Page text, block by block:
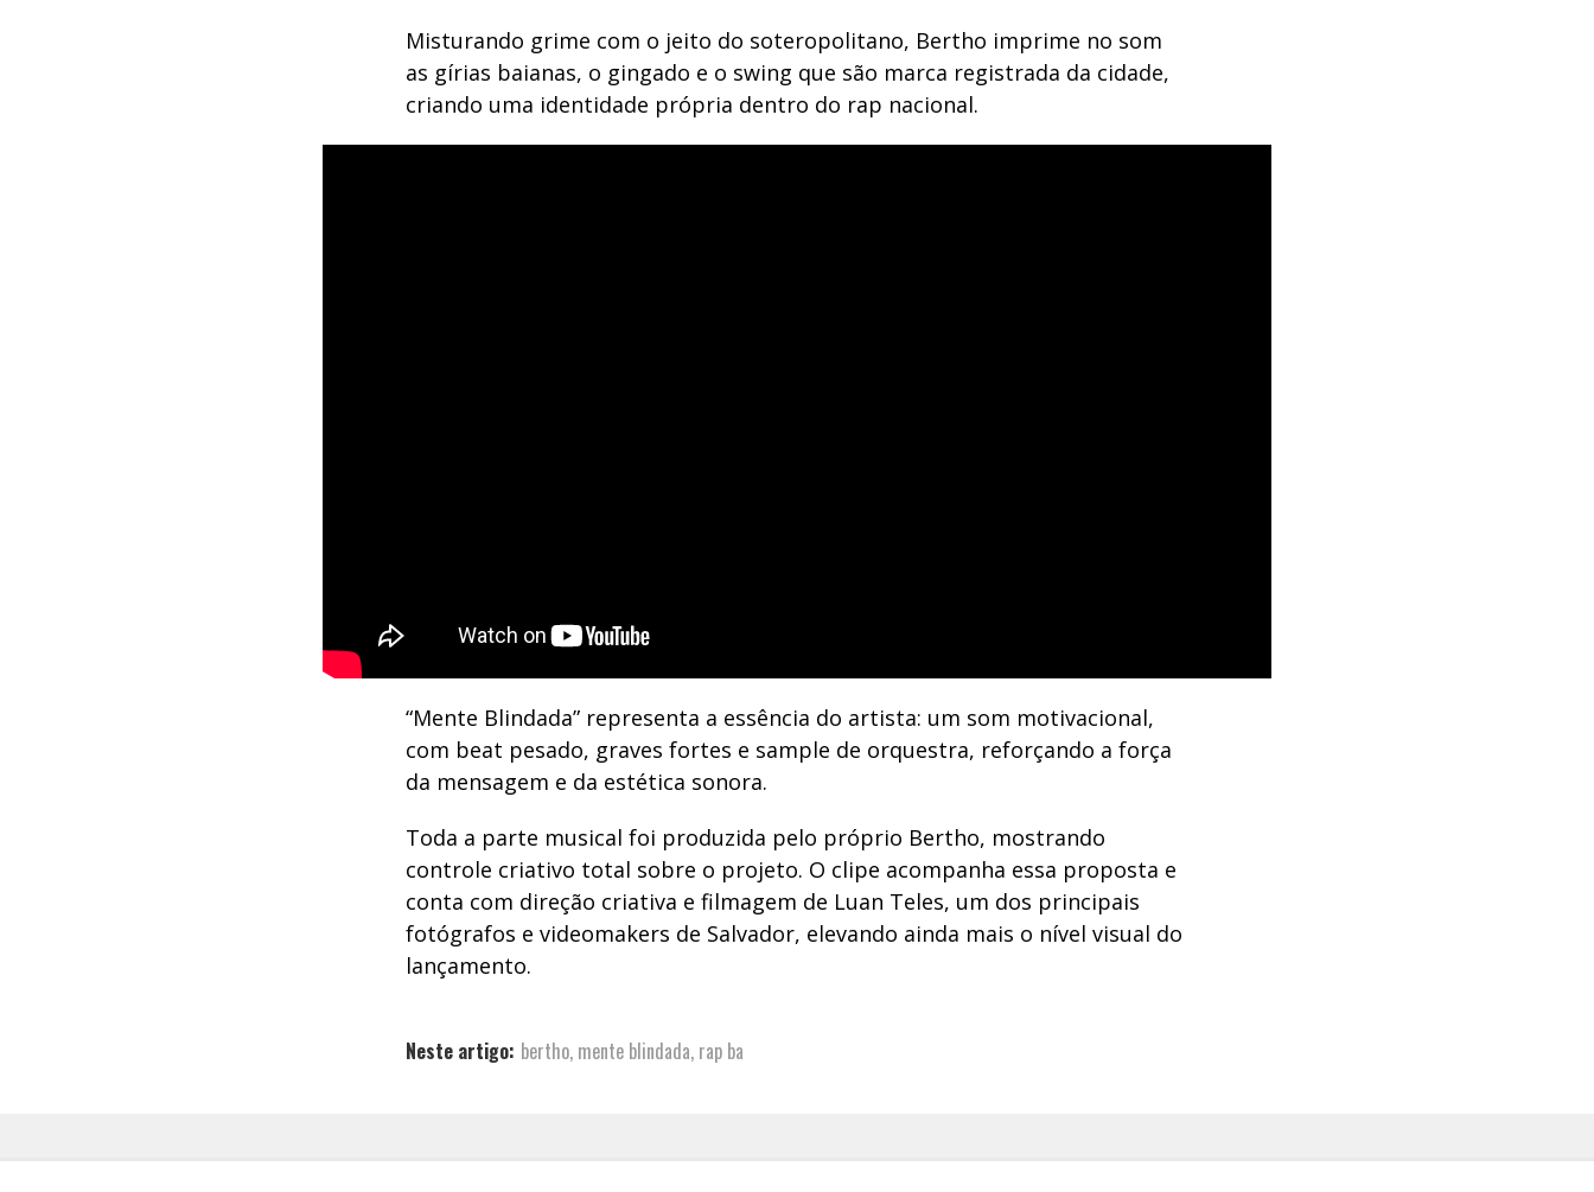
Misturando grime com o jeito do soteropolitano, Bertho imprime no som
as gírias baianas, o gingado e o swing que são marca registrada da cidade,
criando uma identidade própria dentro do rap nacional.
“Mente Blindada” representa a essência do artista: um som motivacional,
com beat pesado, graves fortes e sample de orquestra, reforçando a força
da mensagem e da estética sonora.
Toda a parte musical foi produzida pelo próprio Bertho, mostrando
controle criativo total sobre o projeto. O clipe acompanha essa proposta e
conta com direção criativa e filmagem de Luan Teles, um dos principais
fotógrafos e videomakers de Salvador, elevando ainda mais o nível visual do
lançamento.
Neste artigo: bertho, mente blindada, rap ba